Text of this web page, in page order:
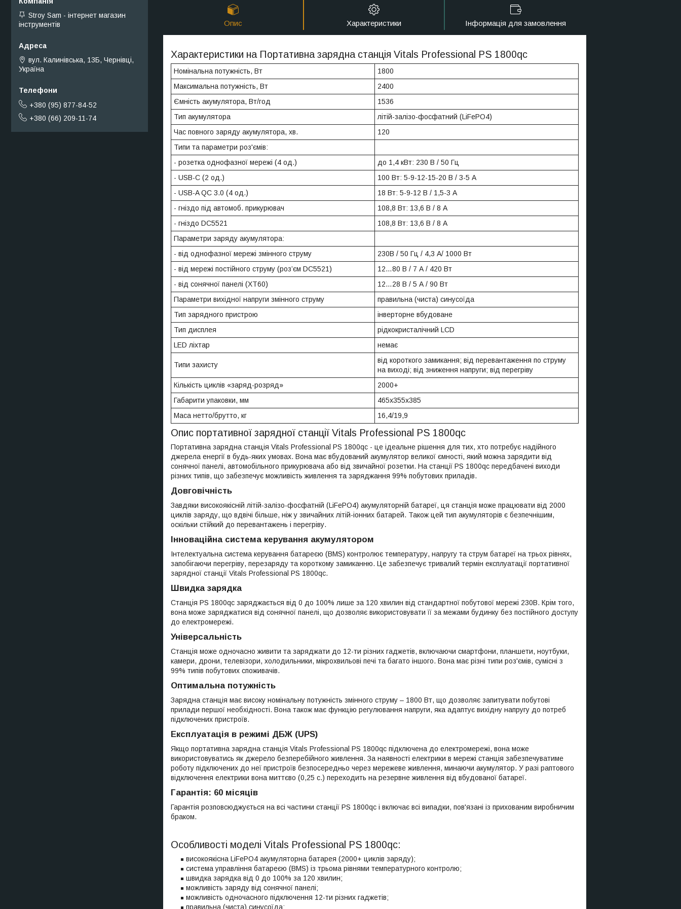
Опис Характеристики Інформація для замовлення
Характеристики на Портативна зарядна станція Vitals Professional PS 1800qc
Номінальна потужність, Вт
1800
Максимальна потужність, Вт
2400
Ємність акумулятора, Вт/год
1536
Тип акумулятора
літій-залізо-фосфатний (LiFePO4)
Час повного заряду акумулятора, хв.
120
Типи та параметри роз'ємів:
- розетка однофазної мережі (4 од.)
до 1,4 кВт: 230 В / 50 Гц
- USB-C (2 од.)
100 Вт: 5-9-12-15-20 В / 3-5 A
- USB-A QC 3.0 (4 од.)
18 Вт: 5-9-12 В / 1,5-3 A
- гніздо під автомоб. прикурювач
108,8 Вт: 13,6 В / 8 A
- гніздо DC5521
108,8 Вт: 13,6 В / 8 A
Параметри заряду акумулятора:
- від однофазної мережі змінного струму
230В / 50 Гц / 4,3 А/ 1000 Вт
- від мережі постійного струму (роз’єм DC5521)
12…80 В / 7 А / 420 Вт
- від сонячної панелі (XT60)
12…28 В / 5 А / 90 Вт
Параметри вихідної напруги змінного струму
правильна (чиста) синусоїда
Тип зарядного пристрою
інверторне вбудоване
Тип дисплея
рідкокристалічний LCD
LED ліхтар
немає
Типи захисту
від короткого замикання; від перевантаження по струму
на виході; від зниження напруги; від перегріву
Кількість циклів «заряд-розряд»
2000+
Габарити упаковки, мм
465х355х385
Маса нетто/брутто, кг
16,4/19,9
Опис портативної зарядної станції Vitals Professional PS 1800qc
Портативна зарядна станція Vitals Professional PS 1800qc - це ідеальне рішення для тих, хто потребує надійного
джерела енергії в будь-яких умовах. Вона має вбудований акумулятор великої ємності, який можна зарядити від
сонячної панелі, автомобільного прикурювача або від звичайної розетки. На станції PS 1800qc передбачені виходи
різних типів, що забезпечує можливість живлення та заряджання 99% побутових приладів.
Довговічність
Завдяки високоякісній літій-залізо-фосфатній (LiFePO4) акумуляторній батареї, ця станція може працювати від 2000
циклів заряду, що вдвічі більше, ніж у звичайних літій-іонних батарей. Також цей тип акумуляторів є безпечнішим,
оскільки стійкий до перевантажень і перегріву.
Інноваційна система керування акумулятором
Інтелектуальна система керування батареєю (BMS) контролює температуру, напругу та струм батареї на трьох рівнях,
запобігаючи перегріву, перезаряду та короткому замиканню. Це забезпечує тривалий термін експлуатації портативної
зарядної станції Vitals Professional PS 1800qc.
Швидка зарядка
Станція PS 1800qc заряджається від 0 до 100% лише за 120 хвилин від стандартної побутової мережі 230В. Крім того,
вона може заряджатися від сонячної панелі, що дозволяє використовувати її за межами будинку без постійного доступу
до електромережі.
Універсальність
Станція може одночасно живити та заряджати до 12-ти різних гаджетів, включаючи смартфони, планшети, ноутбуки,
камери, дрони, телевізори, холодильники, мікрохвильові печі та багато іншого. Вона має різні типи роз'ємів, сумісні з
99% типів побутових споживачів.
Оптимальна потужність
Зарядна станція має високу номінальну потужність змінного струму – 1800 Вт, що дозволяє запитувати побутові
прилади першої необхідності. Вона також має функцію регулювання напруги, яка адаптує вихідну напругу до потреб
підключених пристроїв.
Експлуатація в режимі ДБЖ (UPS)
Якщо портативна зарядна станція Vitals Professional PS 1800qc підключена до електромережі, вона може
використовуватись як джерело безперебійного живлення. За наявності електрики в мережі станція забезпечуватиме
роботу підключених до неї пристроїв безпосередньо через мережеве живлення, минаючи акумулятор. У разі раптового
відключення електрики вона миттєво (0,25 с.) переходить на резервне живлення від вбудованої батареї.
Гарантія: 60 місяців
Гарантія розповсюджується на всі частини станції PS 1800qc і включає всі випадки, пов'язані із прихованим виробничим
браком.
Особливості моделі Vitals Professional PS 1800qc:
високоякісна LiFePO4 акумуляторна батарея (2000+ циклів заряду);
система управління батареєю (BMS) із трьома рівнями температурного контролю;
швидка зарядка від 0 до 100% за 120 хвилин;
можливість заряду від сонячної панелі;
можливість одночасного підключення 12-ти різних гаджетів;
правильна (чиста) синусоїда;
Stroy Sam - інтернет магазин
інструментів
вул. Калинівська, 13Б, Чернівці,
Україна
+380 (95) 877-84-52
+380 (66) 209-11-74